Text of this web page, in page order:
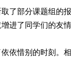
了部分课题组的
进了同学们的友
依惜别的时刻。